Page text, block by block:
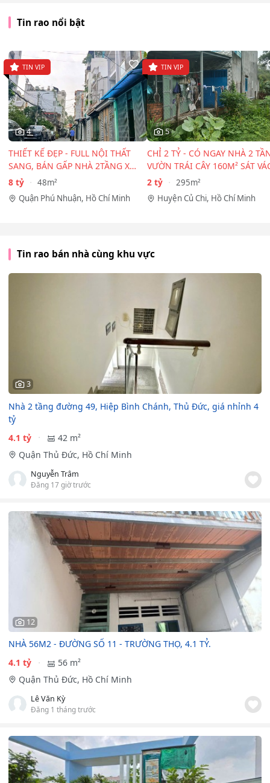
Tin rao nổi bật
4
TIN VIP
THIẾT KẾ ĐẸP - FULL NỘI THẤT
SANG, BÁN GẤP NHÀ 2TẦNG X
48M² - HẺM 2 XE HƠI…
8 tỷ
48m²
Quận Phú Nhuận, Hồ Chí Minh
5
TIN VIP
CHỈ 2 TỶ - CÓ NGAY NHÀ 2
VƯỜN TRÁI CÂY 160M² SÁT
TP.HCM!
2 tỷ
295m²
Huyện Củ Chi, Hồ Chí Minh
Tin rao bán nhà cùng khu vực
3
Nhà 2 tầng đường 49, Hiệp Bình Chánh, Thủ Đức, giá nhỉnh 4
tỷ
4.1 tỷ
42 m²
Quận Thủ Đức, Hồ Chí Minh
Nguyễn Trâm
Đăng 17 giờ trước
12
NHÀ 56M2 - ĐƯỜNG SỐ 11 - TRƯỜNG THỌ, 4.1 TỶ.
4.1 tỷ
56 m²
Quận Thủ Đức, Hồ Chí Minh
Lê Văn Kỳ
Đăng 1 tháng trước